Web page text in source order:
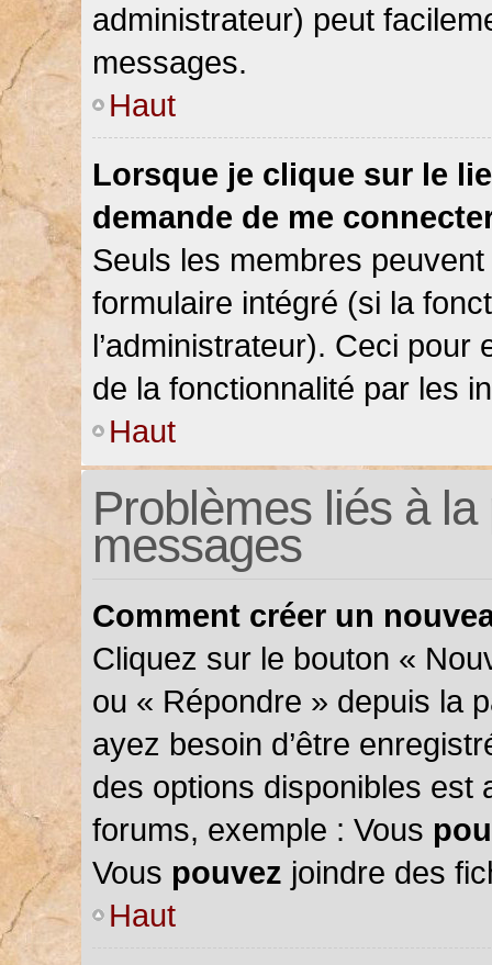
administrateur) peut
messages.
Haut
Lorsque je clique sur le
demande de me
Seuls les membres
formulaire intégré (si la
l’administrateur). Ceci pour
de la fonctionnalité par les
Haut
Problèmes liés à
messages
Comment créer un
Cliquez sur le bouton «
ou « Répondre » depuis la
ayez besoin d’être
des options disponibles est
forums, exemple : Vous
Vous pouvez joindre des
Haut